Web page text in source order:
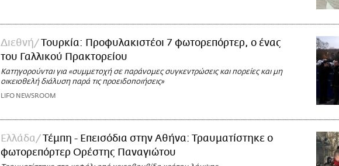
Διεθνή
Τουρκία: Προφυλακιστέοι 7 φωτορεπόρτερ, ο ένας
του Γαλλικού Πρακτορείου
Κατηγορούνται για «συμμετοχή σε παράνομες συγκεντρώσεις και πορείες και μη
οικειοθελή διάλυση παρά τις προειδοποιήσεις»
LIFO NEWSROOM
Ελλάδα
Τέμπη - Επεισόδια στην Αθήνα: Τραυματίστηκε ο
φωτορεπόρτερ Ορέστης Παναγιώτου